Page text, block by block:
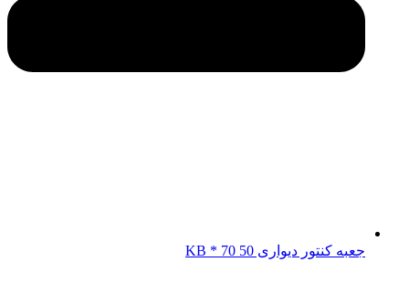
جعبه کنتور دیواری KB * 70 50